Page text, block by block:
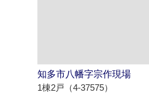
知多市八幡字宗作現場
1棟2戸（4-37575）